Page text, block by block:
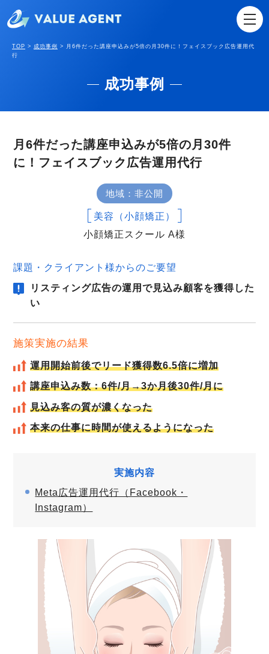
TOP > 成功事例 > 月6件だった講座申込みが5倍の月30件に！フェイスブック広告運用代
行
成功事例
月6件だった講座申込みが5倍の月30件
に！フェイスブック広告運用代行
地域：非公開
美容（小顔矯正）
小顔矯正スクール A様
課題・クライアント様からのご要望
リスティング広告の運用で見込み顧客を獲得した
い
施策実施の結果
運用開始前後でリード獲得数6.5倍に増加
講座申込み数：6件/月→3か月後30件/月に
見込み客の質が濃くなった
本来の仕事に時間が使えるようになった
実施内容
Meta広告運用代行（Facebook・
Instagram）